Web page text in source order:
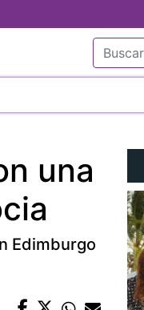
una
Edimburgo